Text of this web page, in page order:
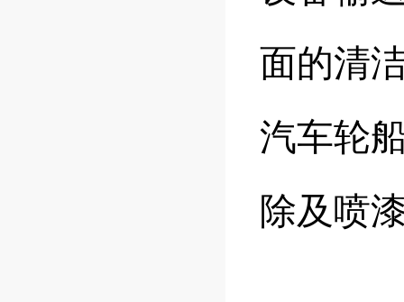
面的清
汽车轮
除及喷